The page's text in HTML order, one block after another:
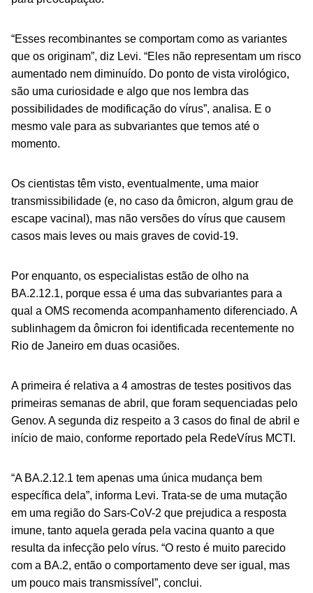
“Esses recombinantes se comportam como as variantes
que os originam”, diz Levi. “Eles não representam um risco
aumentado nem diminuído. Do ponto de vista virológico,
são uma curiosidade e algo que nos lembra das
possibilidades de modificação do vírus”, analisa. E o
mesmo vale para as subvariantes que temos até o
momento.
Os cientistas têm visto, eventualmente, uma maior
transmissibilidade (e, no caso da ômicron, algum grau de
escape vacinal), mas não versões do vírus que causem
casos mais leves ou mais graves de covid-19.
Por enquanto, os especialistas estão de olho na
BA.2.12.1, porque essa é uma das subvariantes para a
qual a OMS recomenda acompanhamento diferenciado. A
sublinhagem da ômicron foi identificada recentemente no
Rio de Janeiro em duas ocasiões.
A primeira é relativa a 4 amostras de testes positivos das
primeiras semanas de abril, que foram sequenciadas pelo
Genov. A segunda diz respeito a 3 casos do final de abril e
início de maio, conforme reportado pela RedeVírus MCTI.
“A BA.2.12.1 tem apenas uma única mudança bem
específica dela”, informa Levi. Trata-se de uma mutação
em uma região do Sars-CoV-2 que prejudica a resposta
imune, tanto aquela gerada pela vacina quanto a que
resulta da infecção pelo vírus. “O resto é muito parecido
com a BA.2, então o comportamento deve ser igual, mas
um pouco mais transmissível”, conclui.